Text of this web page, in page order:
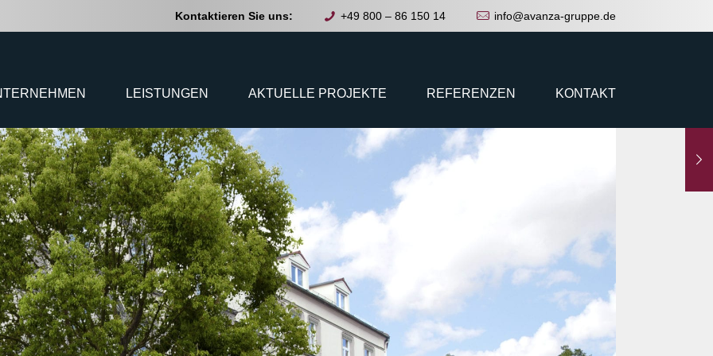
Kontaktieren Sie uns: +49 800 – 86 150 14 info@avanza-gruppe.de
LEISTUNGEN AKTUELLE PROJEKTE REFERENZEN KONTAKT